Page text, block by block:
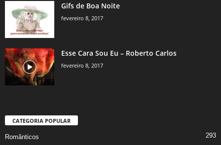
Gifs de Boa Noite
fevereiro 8, 2017
Esse Cara Sou Eu – Roberto Carlos
fevereiro 8, 2017
CATEGORIA POPULAR
Românticos 293